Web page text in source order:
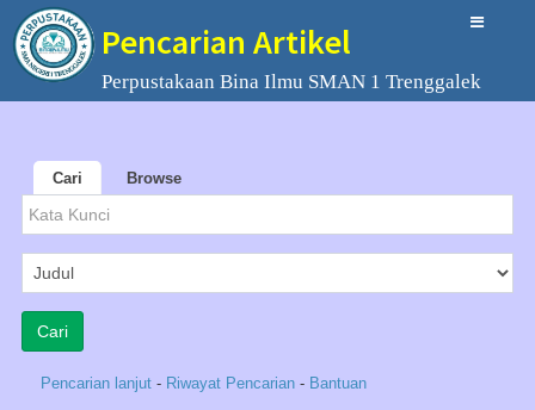
Pencarian Artikel
Perpustakaan Bina Ilmu SMAN 1 Trenggalek
Cari Browse
Pencarian lanjut - Riwayat Pencarian - Bantuan